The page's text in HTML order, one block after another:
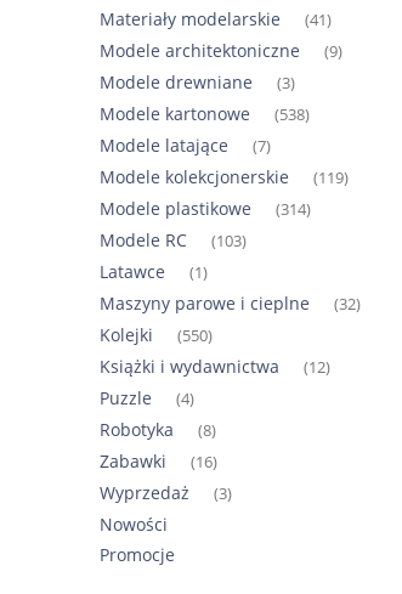
Materiały modelarskie (41)
Modele architektoniczne (9)
Modele drewniane (3)
Modele kartonowe (538)
Modele latające (7)
Modele kolekcjonerskie (119)
Modele plastikowe (314)
Modele RC (103)
Latawce (1)
Maszyny parowe i cieplne (32)
Kolejki (550)
Książki i wydawnictwa (12)
Puzzle (4)
Robotyka (8)
Zabawki (16)
Wyprzedaż (3)
Nowości
Promocje